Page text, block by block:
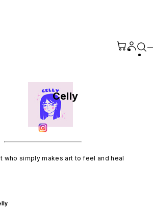
Celly
who simply makes art to feel and heal